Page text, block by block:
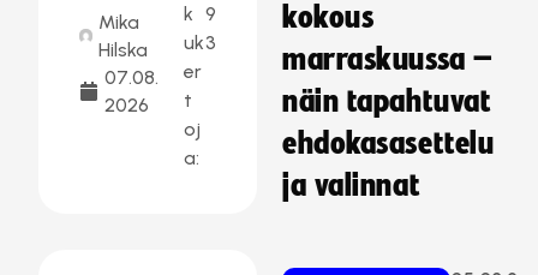
Mika
Hilska
07.08.
2026
k
uk
er
t
oj
a:
9
3
kokous
marraskuussa –
näin tapahtuvat
ehdokasasettelu
ja valinnat